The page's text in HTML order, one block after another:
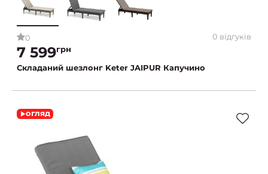
0 0 відгуків
7 599грн
Складаний шезлонг Keter JAIPUR Капучино
огляд